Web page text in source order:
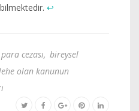
↩︎
cezası, bireysel
olan kanunun